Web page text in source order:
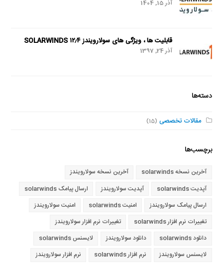
آذر 15, 1404
قابلیت ها ، ویژگی های سولارویندز SOLARWINDS ۱۲٫۴
آذر 24, 1397
دسته‌ها
مقالات تخصصی (15)
برچسب‌ها
آخرین نسخه solarwinds
آخرین نسخه سولارویندز
آپدیت solarwinds
آپدیت سولارویندز
ارسال پیامک solarwinds
ارسال پیامک سولارویندز
امنیت solarwinds
امنیت سولارویندز
تغییرات نرم افزار solarwinds
تغییرات نرم افزار سولارویندز
دانلود solarwinds
دانلود سولارویندز
لایسنس solarwinds
لایسنس سولارویندز
نرم افزار solarwinds نرم افزار سولارویندز